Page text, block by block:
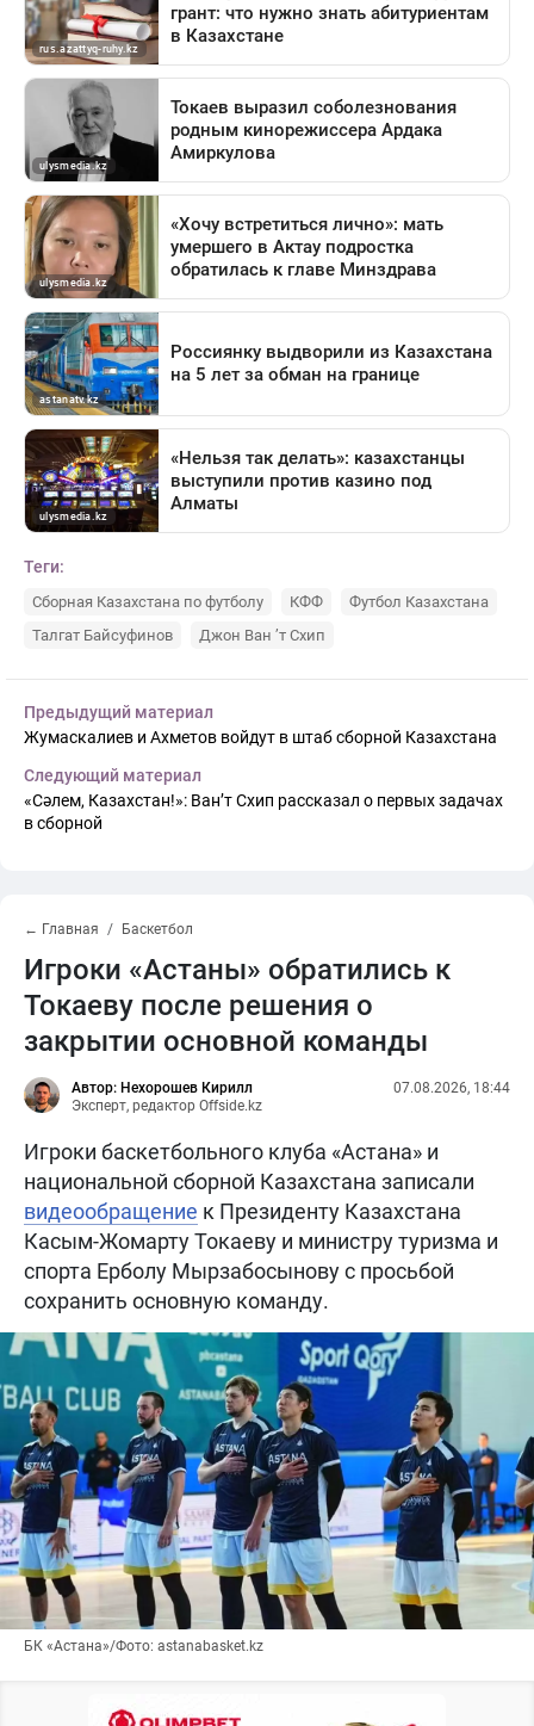
Теги:
Сборная Казахстана по футболу КФФ
Футбол Казахстана
Талгат Байсуфинов
Джон Ван ’т Схип
Предыдущий материал
Жумаскалиев и Ахметов войдут в штаб сборной Казахстана
Следующий материал
«Сәлем, Казахстан!»: Ван’т Схип рассказал о первых задачах
в сборной
← Главная Баскетбол
Игроки «Астаны» обратились к
Токаеву после решения о
закрытии основной команды
Автор: Нехорошев Кирилл
Эксперт, редактор Offside.kz
07.08.2026, 18:44
Игроки баскетбольного клуба «Астана» и
национальной сборной Казахстана записали
видеообращение к Президенту Казахстана
Касым-Жомарту Токаеву и министру туризма и
спорта Ерболу Мырзабосынову с просьбой
сохранить основную команду.
БК «Астана»/Фото: astanabasket.kz